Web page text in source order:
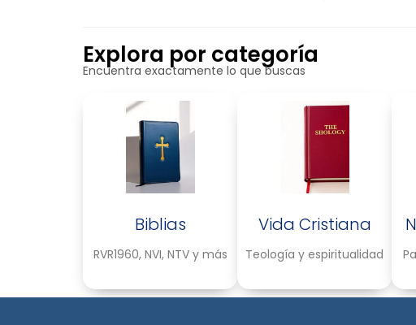
Explora por categoría
Encuentra exactamente lo que buscas
Biblias
RVR1960, NVI, NTV y más
Vida Cristiana
Teología y espiritualidad